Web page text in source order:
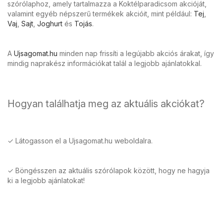
szórólaphoz, amely tartalmazza a Koktélparadicsom akcióját,
valamint egyéb népszerű termékek akcióit, mint például: Tej
Vaj Sajt Joghurt és Tojás.
A Ujsagomat.hu minden nap frissíti a legújabb akciós árakat, így
mindig naprakész információkat talál a legjobb ajánlatokkal.
Hogyan találhatja meg az aktuális akciókat?
✓ Látogasson el a Ujsagomat.hu weboldalra.
✓ Böngésszen az aktuális szórólapok között, hogy ne hagyja
ki a legjobb ajánlatokat!